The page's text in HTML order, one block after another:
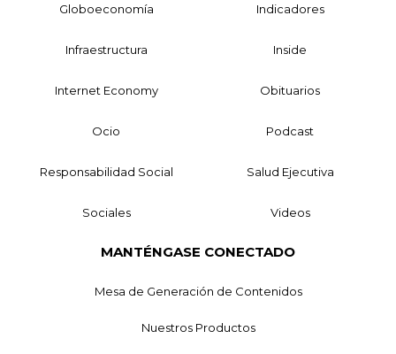
Globoeconomía Indicadores
Infraestructura Inside
Internet Economy Obituarios
Ocio Podcast
Responsabilidad Social Salud Ejecutiva
Sociales Videos
MANTÉNGASE CONECTADO
Mesa de Generación de Contenidos
Nuestros Productos